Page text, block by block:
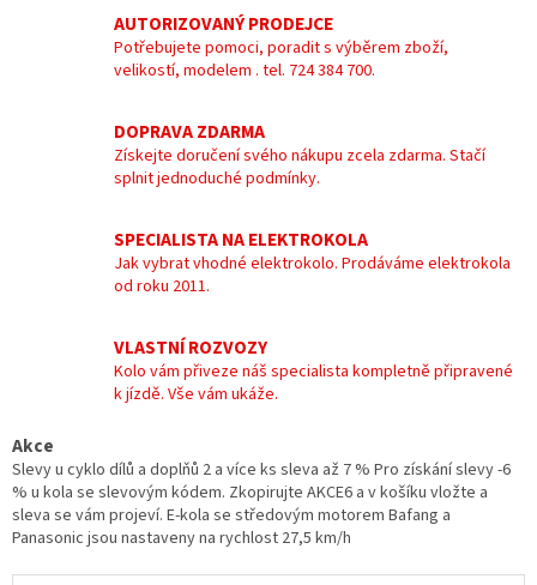
AUTORIZOVANÝ PRODEJCE
Potřebujete pomoci, poradit s výběrem zboží,
velikostí, modelem . tel. 724 384 700.
DOPRAVA ZDARMA
Získejte doručení svého nákupu zcela zdarma. Stačí
splnit jednoduché podmínky.
SPECIALISTA NA ELEKTROKOLA
Jak vybrat vhodné elektrokolo. Prodáváme elektrokola
od roku 2011.
VLASTNÍ ROZVOZY
Kolo vám přiveze náš specialista kompletně připravené
k jízdě. Vše vám ukáže.
Akce
Slevy u cyklo dílů a doplňů 2 a více ks sleva až 7 % Pro získání slevy -6
% u kola se slevovým kódem. Zkopirujte AKCE6 a v košíku vložte a
sleva se vám projeví. E-kola se středovým motorem Bafang a
Panasonic jsou nastaveny na rychlost 27,5 km/h